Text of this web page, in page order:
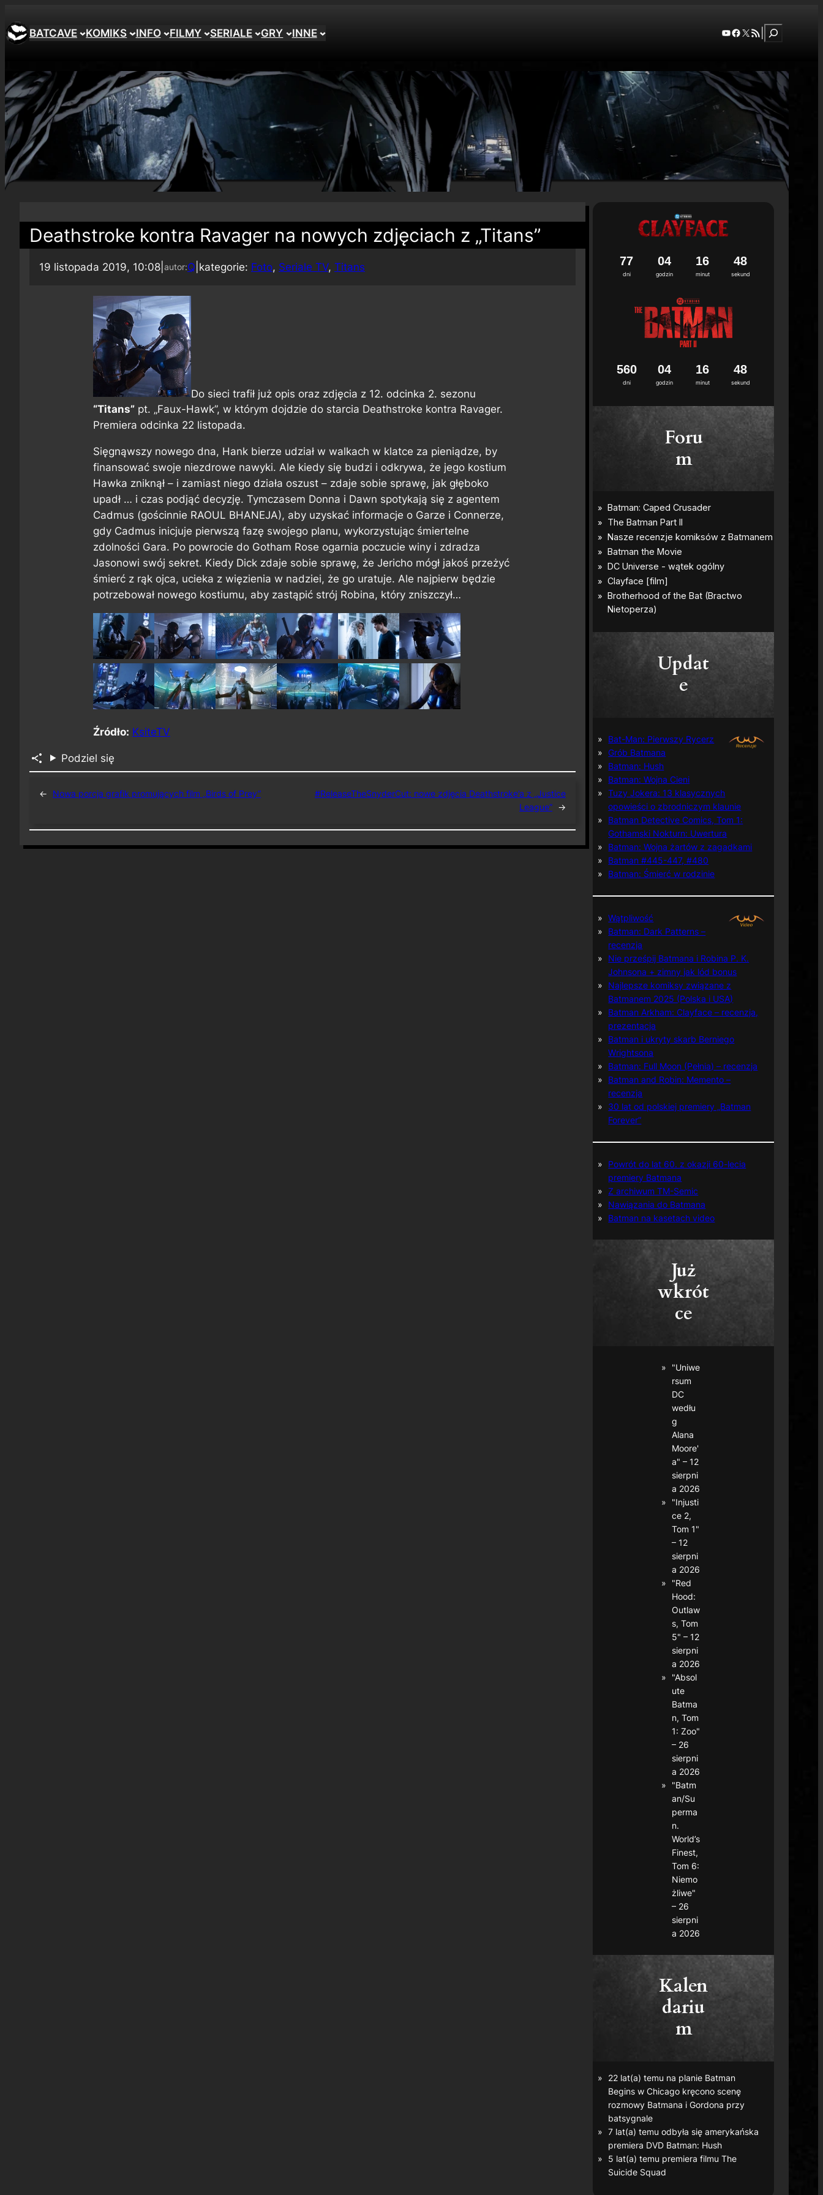
BATCAVE KOMIKS INFO FILMY SERIALE GRY INNE YouTube
Facebook
X RSS FeedSzukaj
Deathstroke kontra Ravager na nowych zdjęciach z „Titans”
19 listopada 2019, 10:08 autor:Q kategorie: Foto, Seriale TV, Titans
Do sieci trafił już opis oraz zdjęcia z 12. odcinka 2. sezonu
“Titans” pt. „Faux-Hawk”, w którym dojdzie do starcia Deathstroke kontra Ravager.
Premiera odcinka 22 listopada.
Sięgnąwszy nowego dna, Hank bierze udział w walkach w klatce za pieniądze, by
finansować swoje niezdrowe nawyki. Ale kiedy się budzi i odkrywa, że jego kostium
Hawka zniknął – i zamiast niego działa oszust – zdaje sobie sprawę, jak głęboko
upadł … i czas podjąć decyzję. Tymczasem Donna i Dawn spotykają się z agentem
Cadmus (gościnnie RAOUL BHANEJA), aby uzyskać informacje o Garze i Connerze,
gdy Cadmus inicjuje pierwszą fazę swojego planu, wykorzystując śmiertelne
zdolności Gara. Po powrocie do Gotham Rose ogarnia poczucie winy i zdradza
Jasonowi swój sekret. Kiedy Dick zdaje sobie sprawę, że Jericho mógł jakoś przeżyć
śmierć z rąk ojca, ucieka z więzienia w nadziei, że go uratuje. Ale najpierw będzie
potrzebował nowego kostiumu, aby zastąpić strój Robina, który zniszczył…
Źródło: KsiteTV
Podziel się
← Nowa porcja grafik promujących film „Birds of Prey”
#ReleaseTheSnyderCut: nowe zdjęcia Deathstroke’a z „Justice
League” →
dni
77
godzin
04
minut
16
sekund
47
dni
560
godzin
04
minut
16
sekund
47
Foru
m
Updat
e
Bat-Man: Pierwszy Rycerz
Grób Batmana
Batman: Hush
Batman: Wojna Cieni
Tuzy Jokera: 13 klasycznych
opowieści o zbrodniczym klaunie
Batman Detective Comics, Tom 1:
Gothamski Nokturn: Uwertura
Batman: Wojna żartów z zagadkami
Batman #445-447, #480
Batman: Śmierć w rodzinie
Wątpliwość
Batman: Dark Patterns –
recenzja
Nie prześpij Batmana i Robina P. K.
Johnsona + zimny jak lód bonus
Najlepsze komiksy związane z
Batmanem 2025 (Polska i USA)
Batman Arkham: Clayface – recenzja,
prezentacja
Batman i ukryty skarb Berniego
Wrightsona
Batman: Full Moon (Pełnia) – recenzja
Batman and Robin: Memento –
recenzja
30 lat od polskiej premiery „Batman
Forever”
Powrót do lat 60. z okazji 60-lecia
premiery Batmana
Z archiwum TM-Semic
Nawiązania do Batmana
Batman na kasetach video
Już
wkrót
ce
"Uniwe
rsum
DC
wedłu
g
Alana
Moore'
a" – 12
sierpni
a 2026
"Injusti
ce 2,
Tom 1"
– 12
sierpni
a 2026
"Red
Hood:
Outlaw
s, Tom
5" – 12
sierpni
a 2026
"Absol
ute
Batma
n, Tom
1: Zoo"
– 26
sierpni
a 2026
"Batm
an/Su
perma
n.
World’s
Finest,
Tom 6:
Niemo
żliwe"
– 26
sierpni
a 2026
Kalen
dariu
m
22 lat(a) temu na planie Batman
Begins w Chicago kręcono scenę
rozmowy Batmana i Gordona przy
batsygnale
7 lat(a) temu odbyła się amerykańska
premiera DVD Batman: Hush
5 lat(a) temu premiera filmuThe
Suicide Squad